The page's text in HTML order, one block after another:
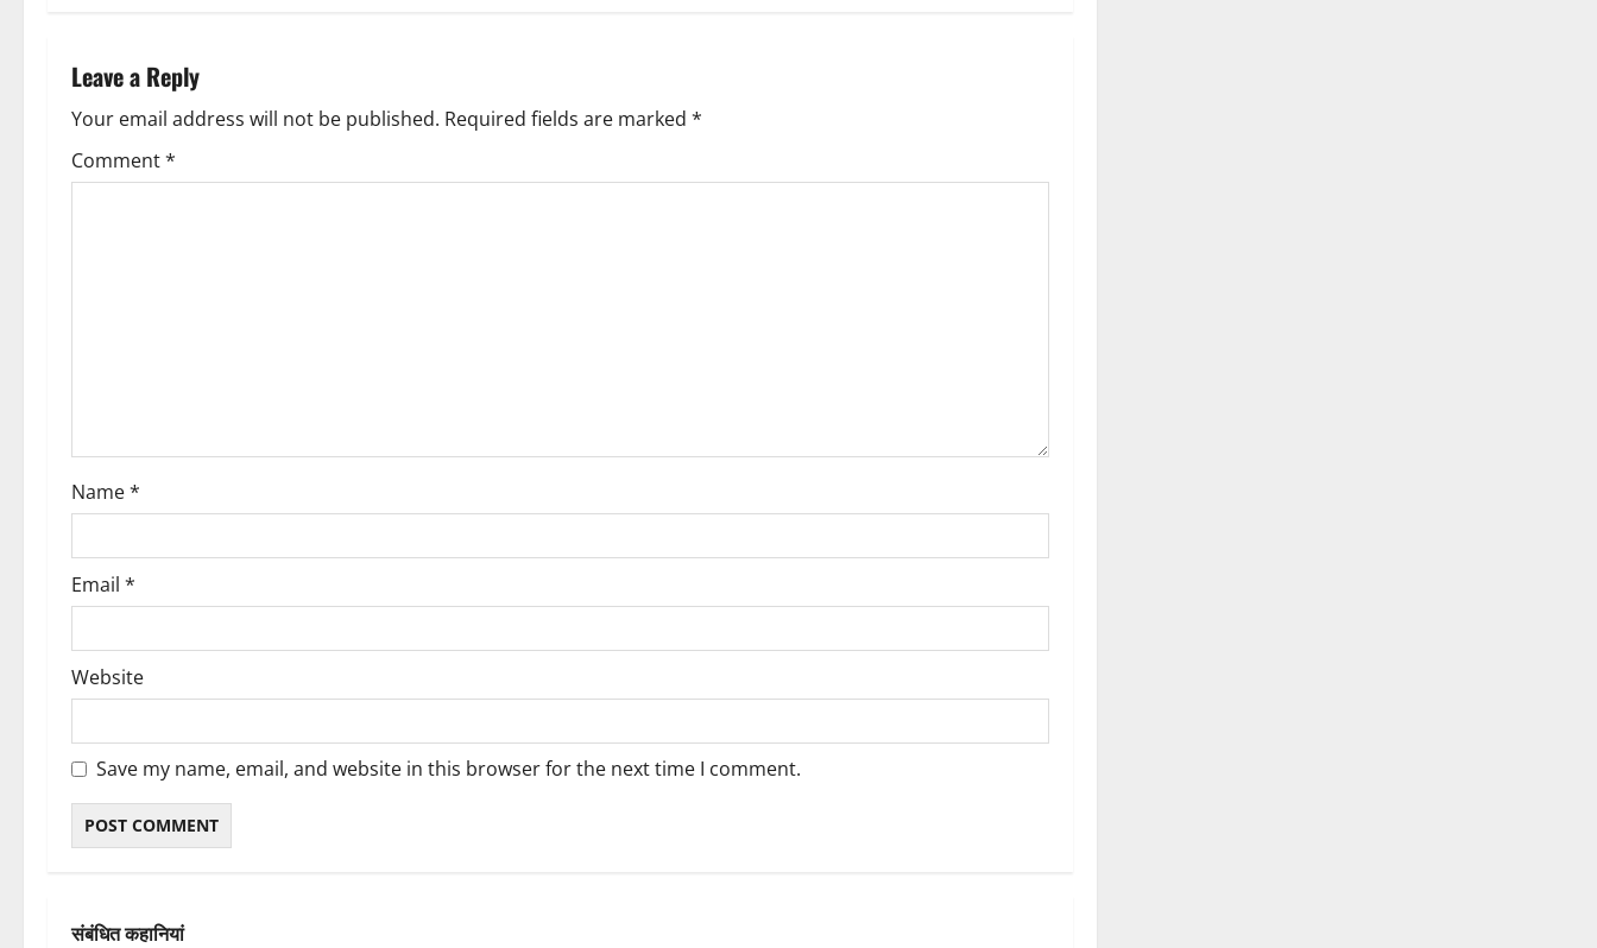
n
a
v
o
n
Leave a Reply
Your email address will not be published. Required fields are marked *
Comment*
Name*
Email *
Website
Save my name, email, and website in this browser for the next time I comment.
संबंधित कहानियां